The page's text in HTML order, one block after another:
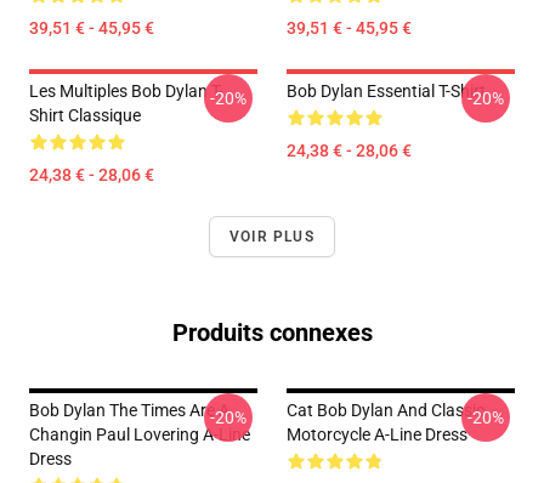
39,51 € - 45,95 € 39,51 € - 45,95 €
Les Multiples Bob Dylan T-
Shirt Classique
24,38 € - 28,06 €
-20% Bob Dylan Essential T-Shirt
24,38 € - 28,06 €
-20%
VOIR PLUS
Produits connexes
Bob Dylan The Times Are A
Changin Paul Lovering A-Line
Dress
-20%
Cat Bob Dylan And Classic
Motorcycle A-Line Dress
-20%